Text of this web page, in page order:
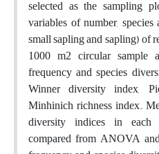
selected as the sampling
variables of number,
small sapling and sapling) of
1000 m2 circular sample
frequency and species
Winner diversity index,
Minhinich richness index.
diversity indices in each
compared from ANOVA